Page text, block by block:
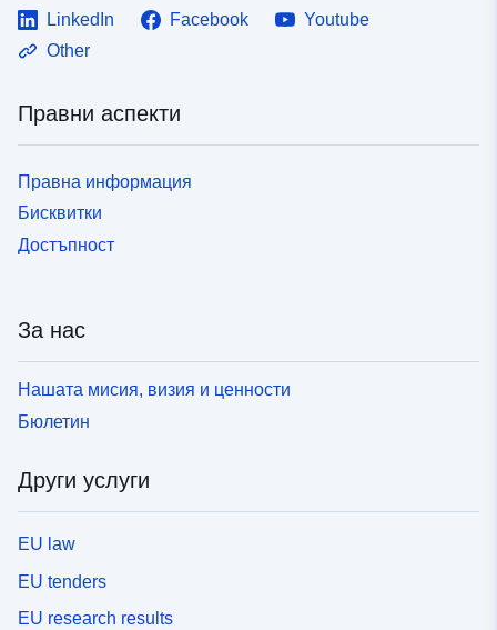
LinkedIn Facebook
Youtube
Other
Правни аспекти
Правна информация
Бисквитки
Достъпност
За нас
Нашата мисия, визия и ценности
Бюлетин
Други услуги
EU law
EU tenders
EU research results